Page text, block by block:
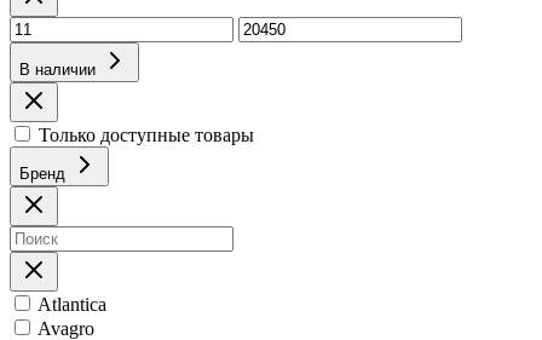
В наличии
Только доступные товары
Бренд
Atlantica
Avagro